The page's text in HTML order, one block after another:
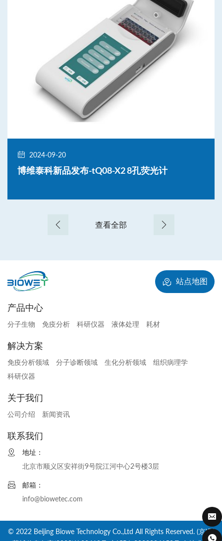
2024-05-12
展会|博维泰科邀您相约ADLM 2024
查看全部
站点地图
产品中心
分子生物 免疫分析 科研仪器 液体处理 耗材
解决方案
免疫分析领域 分子诊断领域 生化分析领域
组织病理学
科研仪器
关于我们
公司介绍 新闻资讯
联系我们
地址：
北京市顺义区安祥街9号院江河中心2号楼3层
邮箱：
info@biowetec.com
© 2022 Beijing Biowe Technology Co.,Ltd All Rights Reserved. (京)网